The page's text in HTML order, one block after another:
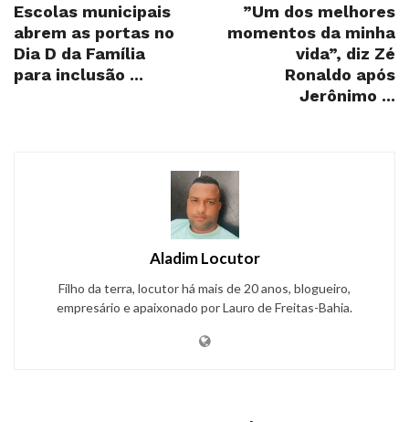
Escolas municipais
abrem as portas no
Dia D da Família
para inclusão ...
”Um dos melhores
momentos da minha
vida”, diz Zé
Ronaldo após
Jerônimo ...
Aladim Locutor
Filho da terra, locutor há mais de 20 anos, blogueiro,
empresário e apaixonado por Lauro de Freitas-Bahia.